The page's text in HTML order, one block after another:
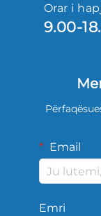
Orar i
9.00-
Email
Emri